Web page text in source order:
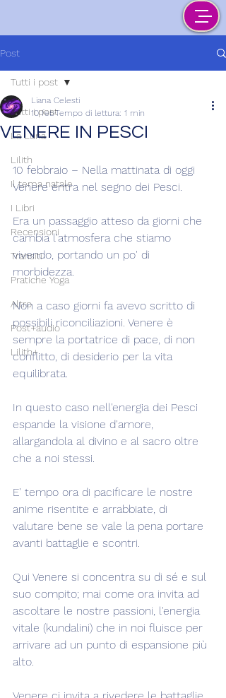
Post
Tutti i post
La Luna
Lilith
Il tema natale
I Libri
Recensioni
Transiti
Pratiche Yoga
Altro
Post+audio
Lilith+
Tutti i post
VENERE IN PESCI
Liana Celesti
10 febTempo di lettura: 1 min
10 febbraio – Nella mattinata di oggi
Venere entra nel segno dei Pesci.
Era un passaggio atteso da giorni che
cambia l'atmosfera che stiamo
vivendo, portando un po' di
morbidezza.
Non a caso giorni fa avevo scritto di
possibili riconciliazioni. Venere è
sempre la portatrice di pace, di non
conflitto, di desiderio per la vita
equilibrata.
In questo caso nell'energia dei Pesci
espande la visione d'amore,
allargandola al divino e al sacro oltre
che a noi stessi.
E' tempo ora di pacificare le nostre
anime risentite e arrabbiate, di
valutare bene se vale la pena portare
avanti battaglie e scontri.
Qui Venere si concentra su di sé e sul
suo compito; mai come ora invita ad
ascoltare le nostre passioni, l'energia
vitale (kundalini) che in noi fluisce per
arrivare ad un punto di espansione più
alto.